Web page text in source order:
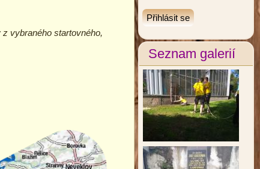
vybraného startovného,
Seznam galerií